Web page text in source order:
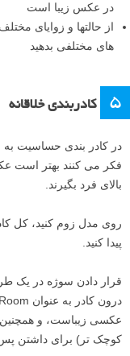
در عکس زیبا است
از حالتها و زوایای
های مختلفی بدهید
۵ کادربندی خلاقانه
در کادر بندی حساسیت به
فکر می کنند بهتر است
بالای فرد بگیرند.
روی مدل زوم کنید، کل
پیدا کنید.
قرار دادن سوژه در یک
کوچک تر) برای داشتن